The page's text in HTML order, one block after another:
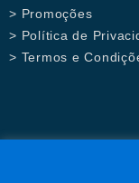
> Promoções
> Política de
> Termos e